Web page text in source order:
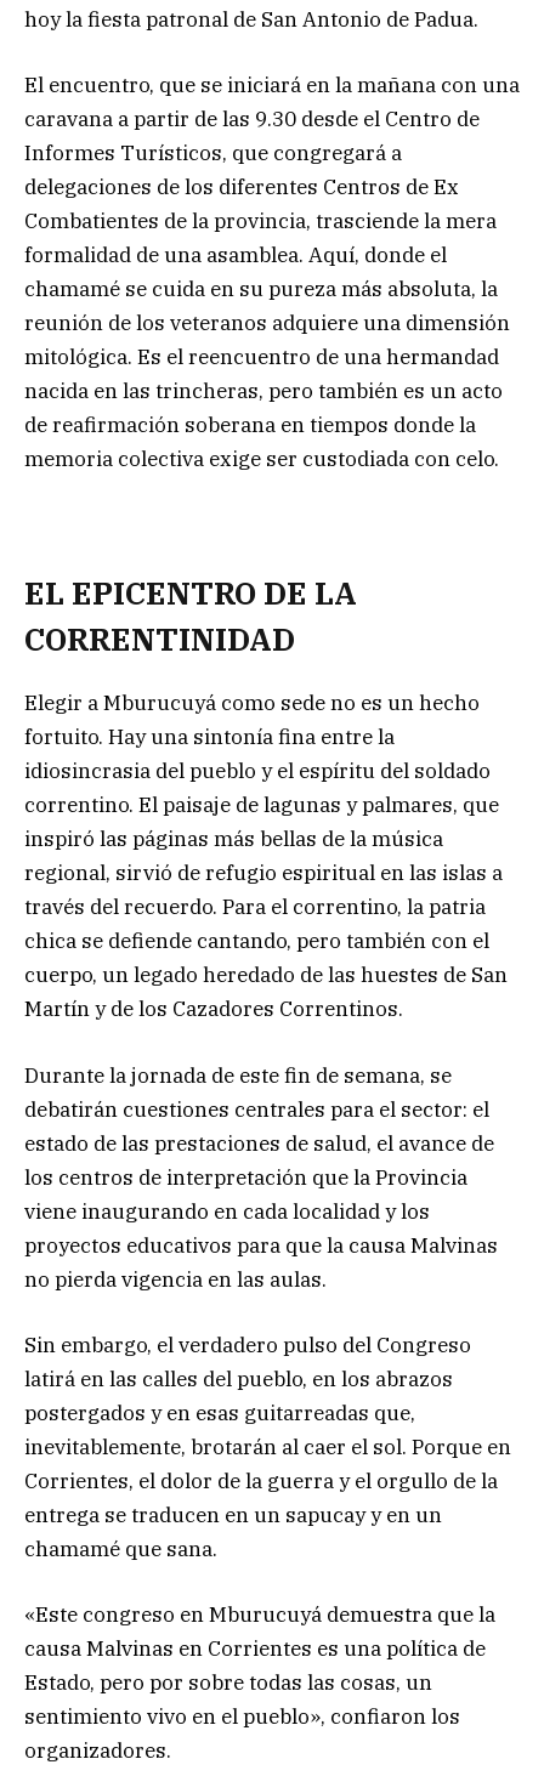
hoy la fiesta patronal de San Antonio de Padua.
El encuentro, que se iniciará en la mañana con una
caravana a partir de las 9.30 desde el Centro de
Informes Turísticos, que congregará a
delegaciones de los diferentes Centros de Ex
Combatientes de la provincia, trasciende la mera
formalidad de una asamblea. Aquí, donde el
chamamé se cuida en su pureza más absoluta, la
reunión de los veteranos adquiere una dimensión
mitológica. Es el reencuentro de una hermandad
nacida en las trincheras, pero también es un acto
de reafirmación soberana en tiempos donde la
memoria colectiva exige ser custodiada con celo.
EL EPICENTRO DE LA
CORRENTINIDAD
Elegir a Mburucuyá como sede no es un hecho
fortuito. Hay una sintonía fina entre la
idiosincrasia del pueblo y el espíritu del soldado
correntino. El paisaje de lagunas y palmares, que
inspiró las páginas más bellas de la música
regional, sirvió de refugio espiritual en las islas a
través del recuerdo. Para el correntino, la patria
chica se defiende cantando, pero también con el
cuerpo, un legado heredado de las huestes de San
Martín y de los Cazadores Correntinos.
Durante la jornada de este fin de semana, se
debatirán cuestiones centrales para el sector: el
estado de las prestaciones de salud, el avance de
los centros de interpretación que la Provincia
viene inaugurando en cada localidad y los
proyectos educativos para que la causa Malvinas
no pierda vigencia en las aulas.
Sin embargo, el verdadero pulso del Congreso
latirá en las calles del pueblo, en los abrazos
postergados y en esas guitarreadas que,
inevitablemente, brotarán al caer el sol. Porque en
Corrientes, el dolor de la guerra y el orgullo de la
entrega se traducen en un sapucay y en un
chamamé que sana.
«Este congreso en Mburucuyá demuestra que la
causa Malvinas en Corrientes es una política de
Estado, pero por sobre todas las cosas, un
sentimiento vivo en el pueblo», confiaron los
organizadores.